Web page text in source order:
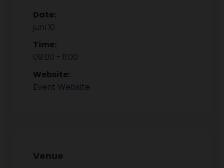
Date:
juni 10
Time:
09:00 - 11:00
Website:
Event Website
Venue